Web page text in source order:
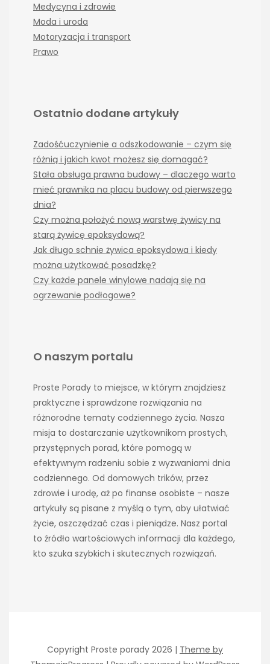
Medycyna i zdrowie
Moda i uroda
Motoryzacja i transport
Prawo
Ostatnio dodane artykuły
Zadośćuczynienie a odszkodowanie – czym się
różnią i jakich kwot możesz się domagać?
Stała obsługa prawna budowy – dlaczego warto
mieć prawnika na placu budowy od pierwszego
dnia?
Czy można położyć nową warstwę żywicy na
starą żywicę epoksydową?
Jak długo schnie żywica epoksydowa i kiedy
można użytkować posadzkę?
Czy każde panele winylowe nadają się na
ogrzewanie podłogowe?
O naszym portalu
Proste Porady to miejsce, w którym znajdziesz
praktyczne i sprawdzone rozwiązania na
różnorodne tematy codziennego życia. Nasza
misja to dostarczanie użytkownikom prostych,
przystępnych porad, które pomogą w
efektywnym radzeniu sobie z wyzwaniami dnia
codziennego. Od domowych trików, przez
zdrowie i urodę, aż po finanse osobiste – nasze
artykuły są pisane z myślą o tym, aby ułatwiać
życie, oszczędzać czas i pieniądze. Nasz portal
to źródło wartościowych informacji dla każdego,
kto szuka szybkich i skutecznych rozwiązań.
Copyright Proste porady 2026 | Theme by